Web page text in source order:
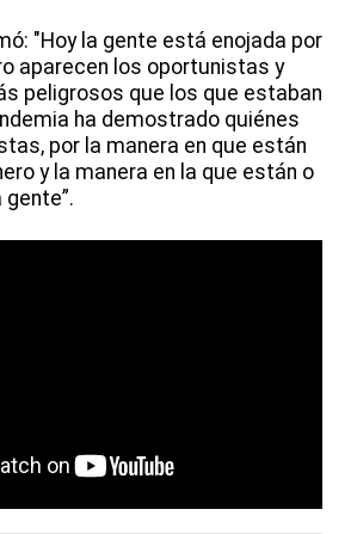
"Hoy la gente está enojada por
aparecen los oportunistas y
peligrosos que los que estaban
ha demostrado quiénes
por la manera en que están
y la manera en la que están o
gente”.